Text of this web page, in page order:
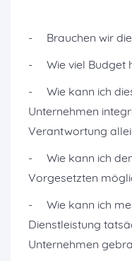
- Brauchen wir
- Wie viel Budget
- Wie kann ich
Unternehmen
Verantwortung
- Wie kann ich
Vorgesetzten
- Wie kann ich
Dienstleistung
Unternehmen